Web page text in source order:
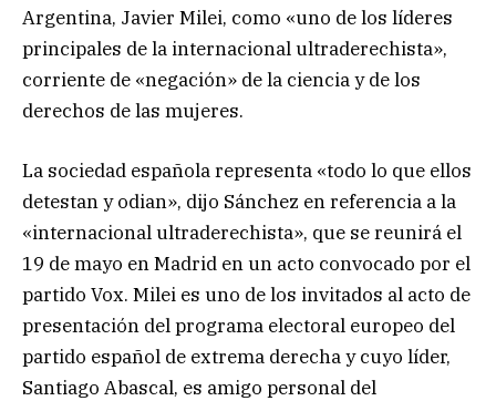
Argentina, Javier Milei, como «uno de los líderes
principales de la internacional ultraderechista»,
corriente de «negación» de la ciencia y de los
derechos de las mujeres.
La sociedad española representa «todo lo que ellos
detestan y odian», dijo Sánchez en referencia a la
«internacional ultraderechista», que se reunirá el
19 de mayo en Madrid en un acto convocado por el
partido Vox. Milei es uno de los invitados al acto de
presentación del programa electoral europeo del
partido español de extrema derecha y cuyo líder,
Santiago Abascal, es amigo personal del